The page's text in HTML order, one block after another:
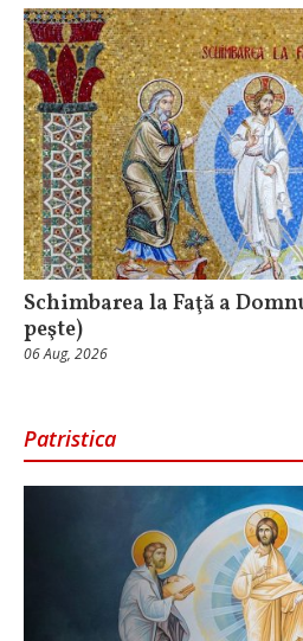
Schimbarea la Faţă a
peşte)
06 Aug, 2026
Patristica